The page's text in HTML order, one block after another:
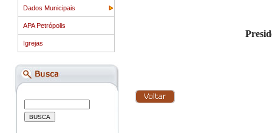
Dados Municipais
APA Petrópolis
Igrejas